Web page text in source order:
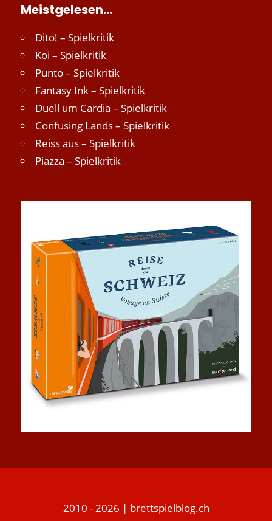
Meistgelesen…
Dito! – Spielkritik
Koi – Spielkritik
Punto – Spielkritik
Fantasy Ink – Spielkritik
Duell um Cardia – Spielkritik
Confusing Lands – Spielkritik
Reiss aus – Spielkritik
Piazza – Spielkritik
2010 - 2026 | brettspielblog.ch